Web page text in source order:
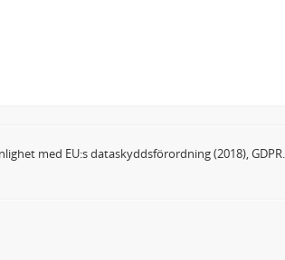
med EU:s dataskyddsförordning (2018), GDPR.